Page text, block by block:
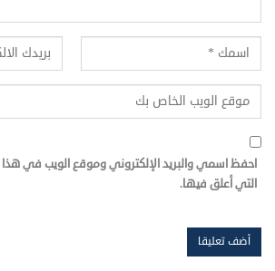
احفظ اسمي والبريد الإلكتروني وموقع الويب في هذا
التي أعلق فيها.